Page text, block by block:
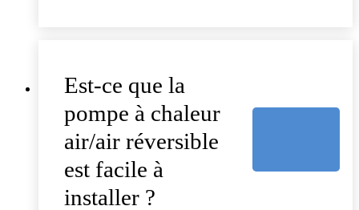
Est-ce que la
pompe à chaleur
air/air réversible
est facile à
installer ?